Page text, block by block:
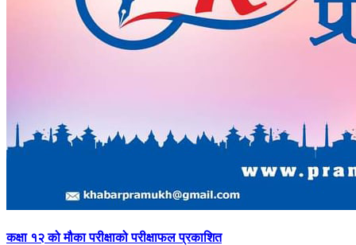
कक्षा१२ को मौका परीक्षाको परीक्षाफल प्रकाशित